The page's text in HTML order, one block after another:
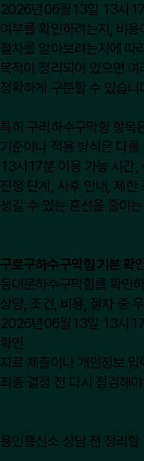
2026년06월13일 13시17
여부를 확인하려는지, 비
절차를 알아보려는지에 따
목적이 정리되어 있으면
정확하게 구분할 수 있습니
특히 구리하수구막힘 항목
기준이나 적용 방식은 다
13시17분 이용 가능 시간,
진행 단계, 사후 안내, 제한
생길 수 있는 혼선을 줄이
구로구하수구막힘 기본
동대문하수구막힘를 확인
상담, 조건, 비용, 절차 중
2026년06월13일 13시17
확인
자료 제출이나 개인정보 입
최종 결정 전 다시 점검해
용인흥신소 상담 전 정리할